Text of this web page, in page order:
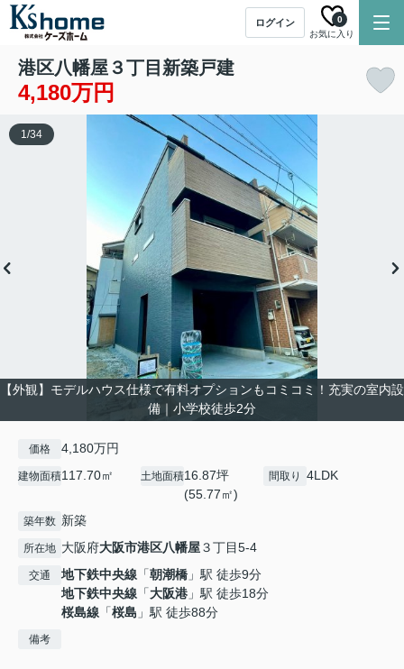
ログイン
お気に入り
0
港区八幡屋３丁目新築戸建
4,180万円
【外観】モデルハウス仕様で有料オプションもコミコミ！充実の室内設
備｜小学校徒歩2分
1/34
価格 4,180万円
建物面積117.70㎡ 土地面積16.87坪
(55.77㎡)
間取り 4LDK
築年数 新築
所在地 大阪府大阪市港区八幡屋３丁目5-4
交通 地下鉄中央線 「朝潮橋 」駅 徒歩9分
地下鉄中央線 「大阪港 」駅 徒歩18分
桜島線 「桜島 」駅 徒歩88分
備考